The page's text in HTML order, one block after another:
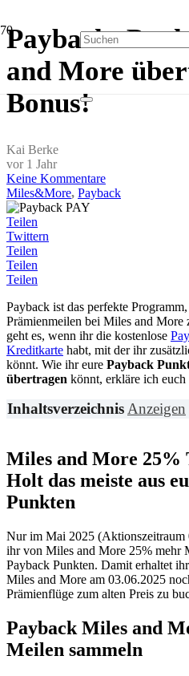
Payback-
and More
Bonus!
Kai Berke
vor 1 Jahr
Keine Kommentare
Miles&More, Payback
Teilen
Twittern
Teilen
Teilen
Teilen
Payback ist das perfekte
Prämienmeilen bei Miles and
geht es, wenn ihr die kostenlose
Kreditkarte habt, mit der ihr
könnt. Wie ihr eure Payback
übertragen könnt, erkläre ich
InhaltsverzeichnisAnzeigen
Miles and More 25%
Holt das meiste aus
Punkten
Nur im Mai 2025 (Aktionszeitraum
ihr von Miles and More 25% mehr
Payback Punkten. Damit erhaltet
Miles and More am 03.06.2025
Prämienflüge zum alten Preis zu
Payback Miles and
Meilen sammeln